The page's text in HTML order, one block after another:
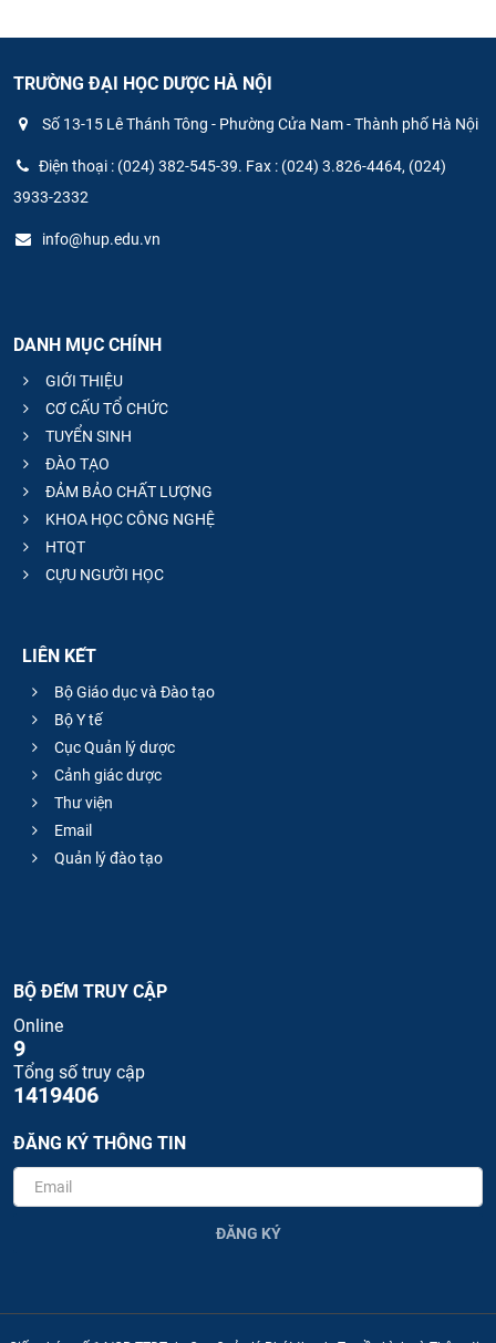
TRƯỜNG ĐẠI HỌC DƯỢC HÀ NỘI
Số 13-15 Lê Thánh Tông - Phường Cửa Nam - Thành phố Hà Nội
Điện thoại : (024) 382-545-39. Fax : (024) 3.826-4464, (024)
3933-2332
info@hup.edu.vn
DANH MỤC CHÍNH
GIỚI THIỆU
CƠ CẤU TỔ CHỨC
TUYỂN SINH
ĐÀO TẠO
ĐẢM BẢO CHẤT LƯỢNG
KHOA HỌC CÔNG NGHỆ
HTQT
CỰU NGƯỜI HỌC
LIÊN KẾT
Bộ Giáo dục và Đào tạo
Bộ Y tế
Cục Quản lý dược
Cảnh giác dược
Thư viện
Email
Quản lý đào tạo
BỘ ĐẾM TRUY CẬP
Online
9
Tổng số truy cập
1419406
ĐĂNG KÝ THÔNG TIN
ĐĂNG KÝ